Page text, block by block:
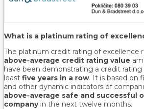
What is a platinum rating of
The platinum credit rating of excellence
above-average credit rating value
have been demonstrating a credit
least five years in a row. It is based on
and other dynamic indicators of
above-average safe and successful
companyin the next twelve months.